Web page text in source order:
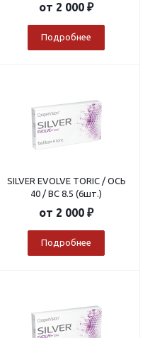
от 2 000 ₽
Подробнее
SILVER EVOLVE TORIC / ОСЬ
40 / BC 8.5 (6шт.)
от 2 000 ₽
Подробнее